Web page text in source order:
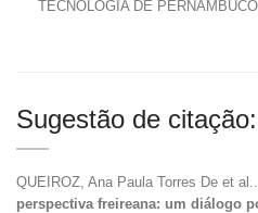
TECNOLOGIA DE
Sugestão de citação:
QUEIROZ, Ana Paula Torres De et al..
perspectiva freireana: um diálogo